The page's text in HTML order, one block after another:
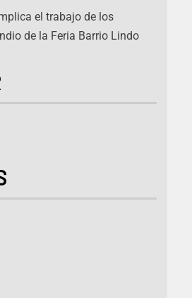
el trabajo de los
de la Feria Barrio Lindo